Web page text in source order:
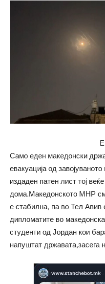
Само еден македонски
евакуација од
издаден патен лист тој
дома.Македонското МНР
е стабилна, па во Тел Авив
дипломатите во
студенти од Јордан кои
напуштат државата,засега